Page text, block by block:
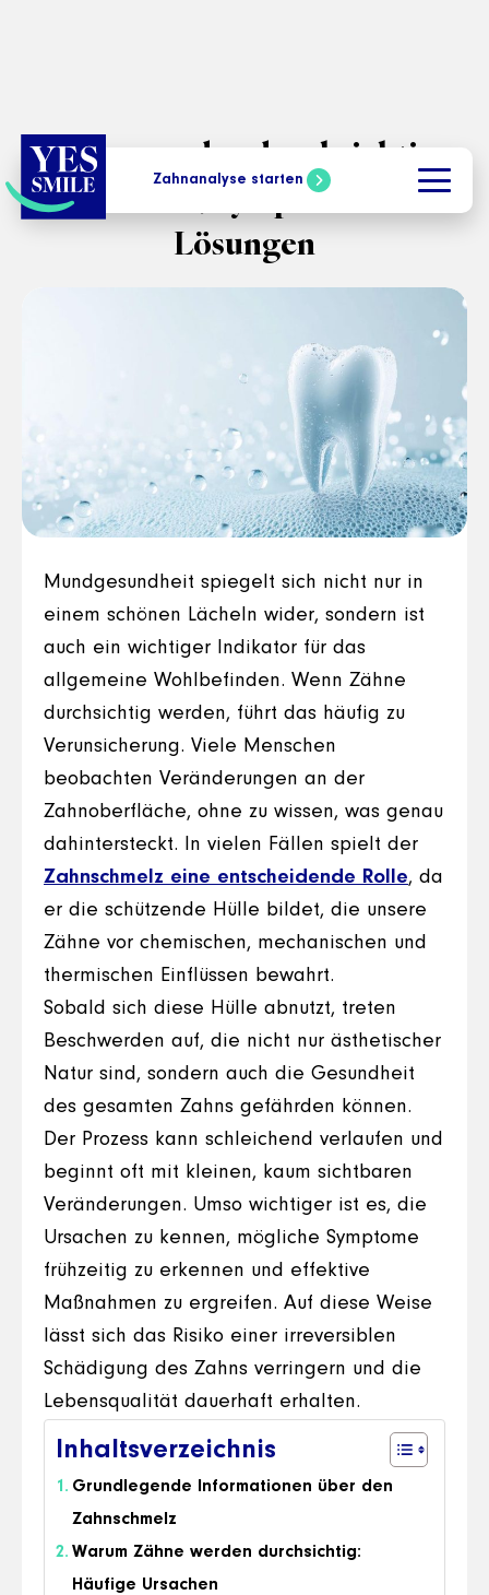
Zahnanalyse starten
Zähne werden durchsichtig:
Ursachen, Symptome und
Lösungen
Mundgesundheit spiegelt sich nicht nur in
einem schönen Lächeln wider, sondern ist
auch ein wichtiger Indikator für das
allgemeine Wohlbefinden. Wenn Zähne
durchsichtig werden, führt das häufig zu
Verunsicherung. Viele Menschen
beobachten Veränderungen an der
Zahnoberfläche, ohne zu wissen, was genau
dahintersteckt. In vielen Fällen spielt der
Zahnschmelz eine entscheidende Rolle, da
er die schützende Hülle bildet, die unsere
Zähne vor chemischen, mechanischen und
thermischen Einflüssen bewahrt.
Sobald sich diese Hülle abnutzt, treten
Beschwerden auf, die nicht nur ästhetischer
Natur sind, sondern auch die Gesundheit
des gesamten Zahns gefährden können.
Der Prozess kann schleichend verlaufen und
beginnt oft mit kleinen, kaum sichtbaren
Veränderungen. Umso wichtiger ist es, die
Ursachen zu kennen, mögliche Symptome
frühzeitig zu erkennen und effektive
Maßnahmen zu ergreifen. Auf diese Weise
lässt sich das Risiko einer irreversiblen
Schädigung des Zahns verringern und die
Lebensqualität dauerhaft erhalten.
Inhaltsverzeichnis
Grundlegende Informationen über den
Zahnschmelz
Warum Zähne werden durchsichtig:
Häufige Ursachen